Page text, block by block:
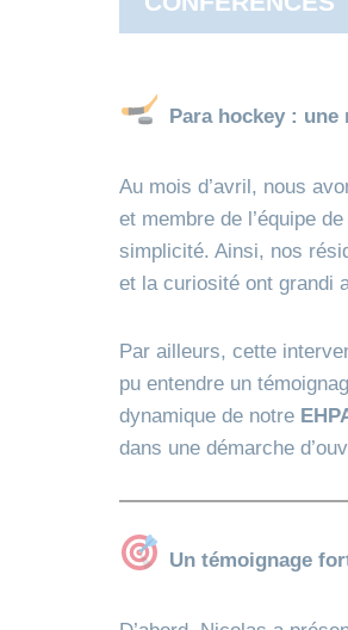
Para hockey :
Au mois d’avril, nous
et membre de l’équipe
simplicité. Ainsi, nos
et la curiosité ont grandi
Par ailleurs, cette
pu entendre un
dynamique de notre
dans une démarche
Un témoignage